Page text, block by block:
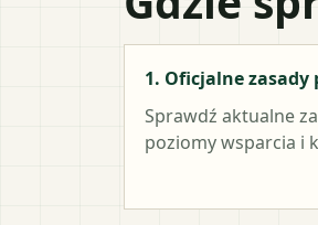
1. Oficjalne
Sprawdź aktualne
poziomy wsparcia i